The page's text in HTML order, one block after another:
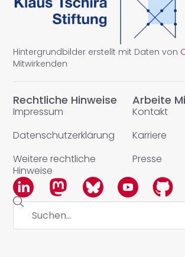
Rechtliche Hinweise
Impressum
Datenschutzerklärung
Weitere rechtliche
Hinweise
Arbeite
Kontakt
Karriere
Presse
Hintergrundbilder erstellt mit Daten von
Mitwirkenden